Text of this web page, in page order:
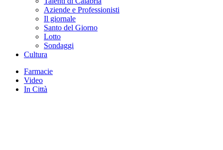
Aziende e Professionisti
Il giornale
Santo del Giorno
Lotto
Sondaggi
Cultura
Farmacie
Video
In Città